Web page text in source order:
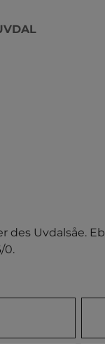
des Uvdalsåe.
0.